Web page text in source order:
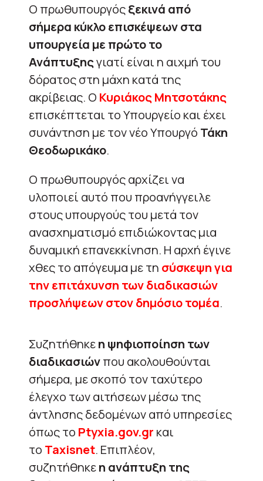
Ο πρωθυπουργόςξεκινά από
σήμερα κύκλο επισκέψεων στα
υπουργεία με πρώτο το
Ανάπτυξηςγιατί είναι η αιχμή του
δόρατος στη μάχη κατά της
ακρίβειας. Ο Κυριάκος Μητσοτάκης
επισκέπτεται το Υπουργείο και έχει
συνάντηση με τον νέο Υπουργό Τάκη
Θεοδωρικάκο.
Ο πρωθυπουργός αρχίζει να
υλοποιεί αυτό που προανήγγειλε
στους υπουργούς του μετά τον
ανασχηματισμό επιδιώκοντας μια
δυναμική επανεκκίνηση. Η αρχή έγινε
χθες το απόγευμα με τη σύσκεψη για
την επιτάχυνση των διαδικασιών
προσλήψεων στον δημόσιο τομέα.
Συζητήθηκεη ψηφιοποίηση των
διαδικασιώνπου ακολουθούνται
σήμερα, με σκοπό τον ταχύτερο
έλεγχο των αιτήσεων μέσω της
άντλησης δεδομένων από υπηρεσίες
όπως το Ptyxia.gov.gr και
το Taxisnet. Επιπλέον,
συζητήθηκεη ανάπτυξη της